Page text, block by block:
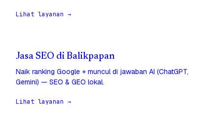
Lihat layanan →
Jasa SEO di Balikpapan
Naik ranking Google + muncul di jawaban AI (ChatGPT,
Gemini) — SEO & GEO lokal.
Lihat layanan →